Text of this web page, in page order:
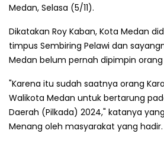
Medan, Selasa (5/11).
Dikatakan Roy Kaban, Kota Medan
timpus Sembiring Pelawi dan
Medan belum pernah dipimpin
"Karena itu sudah saatnya orang
Walikota Medan untuk bertarung
Daerah (Pilkada) 2024," katanya
Menang oleh masyarakat yang hadir.